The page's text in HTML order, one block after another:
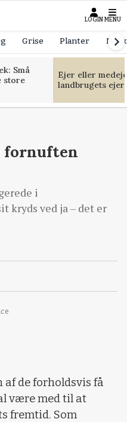
LOGIN MENU
Grise Planter
Små
store
Ejer eller
landbrugets
fornuften
i
kryds ved ja – det er
af de forholdsvis få
være med til at
fremtid. Som